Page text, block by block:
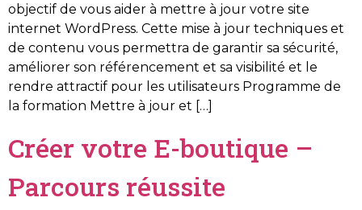
objectif de vous aider à mettre à jour votre site
internet WordPress. Cette mise à jour techniques et
de contenu vous permettra de garantir sa sécurité,
améliorer son référencement et sa visibilité et le
rendre attractif pour les utilisateurs Programme de
la formation Mettre à jour et […]
Créer votre E-boutique –
Parcours réussite